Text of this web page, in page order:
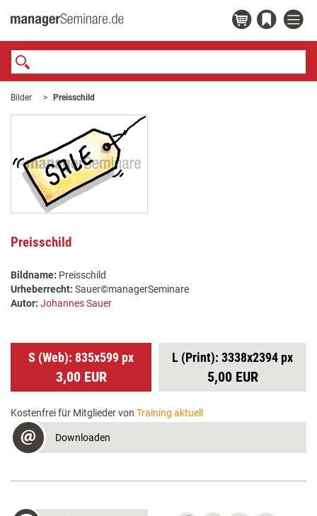
Bilder Preisschild
Preisschild
Bildname: Preisschild
Urheberrecht: Sauer©managerSeminare
Autor: Johannes Sauer
S (Web): 835x599 px
3,00 EUR
L (Print): 3338x2394 px
5,00 EUR
Kostenfrei für Mitglieder von Training aktuell
Downloaden